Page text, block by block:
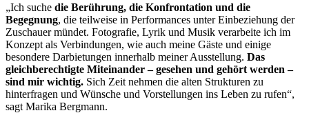
„Ich suche die Berührung, die Konfrontation und die
Begegnung, die teilweise in Performances unter Einbeziehung der
Zuschauer mündet. Fotografie, Lyrik und Musik verarbeite ich im
Konzept als Verbindungen, wie auch meine Gäste und einige
besondere Darbietungen innerhalb meiner Ausstellung. Das
gleichberechtigte Miteinander – gesehen und gehört werden –
sind mir wichtig. Sich Zeit nehmen die alten Strukturen zu
hinterfragen und Wünsche und Vorstellungen ins Leben zu rufen“,
sagt Marika Bergmann.